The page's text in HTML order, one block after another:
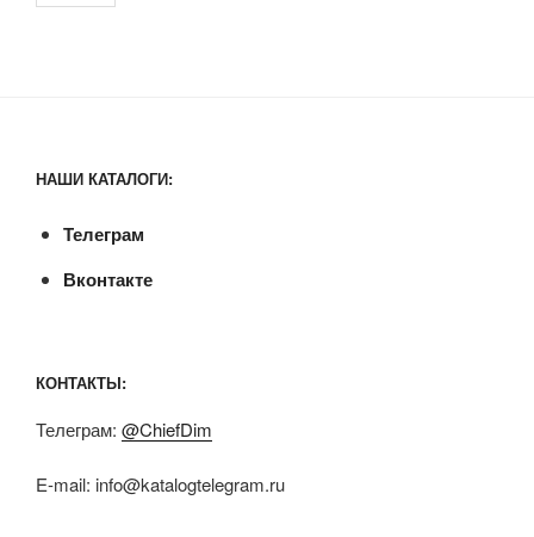
НАШИ КАТАЛОГИ:
Телеграм
Вконтакте
КОНТАКТЫ:
Телеграм: @ChiefDim
E-mail: info@katalogtelegram.ru